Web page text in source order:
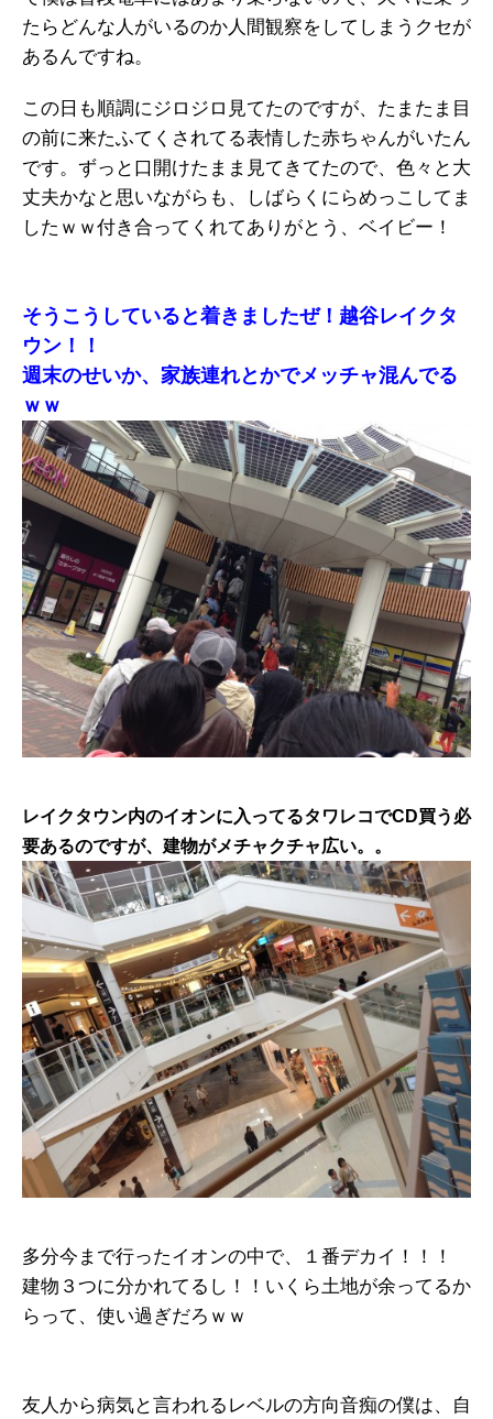
たらどんな人がいるのか人間観察をしてしまうクセが
あるんですね。
この日も順調にジロジロ見てたのですが、たまたま目
の前に来たふてくされてる表情した赤ちゃんがいたん
です。ずっと口開けたまま見てきてたので、色々と大
丈夫かなと思いながらも、しばらくにらめっこしてま
したｗｗ付き合ってくれてありがとう、ベイビー！
そうこうしていると着きましたぜ！越谷レイクタ
ウン！！
週末のせいか、家族連れとかでメッチャ混んでる
ｗｗ
レイクタウン内のイオンに入ってるタワレコでCD買う必
要あるのですが、建物がメチャクチャ広い。。
多分今まで行ったイオンの中で、１番デカイ！！！
建物３つに分かれてるし！！いくら土地が余ってるか
らって、使い過ぎだろｗｗ
友人から病気と言われるレベルの方向音痴の僕は、自